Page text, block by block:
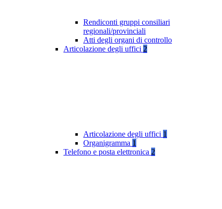
Rendiconti gruppi consiliari
regionali/provinciali
Atti degli organi di controllo
Articolazione degli uffici 2
Articolazione degli uffici 1
Organigramma 1
Telefono e posta elettronica 2